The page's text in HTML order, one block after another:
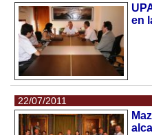
en
22/07/2011